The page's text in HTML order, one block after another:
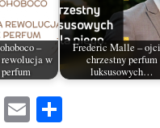
–
w
Frederic Malle –
chrzestny perfum
luksusowych…
M E